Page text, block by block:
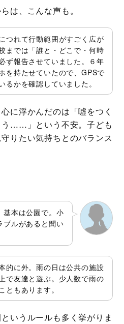
は、こんな声も。
つれて行動範囲がすごく広が
までは「誰と・どこで・何時
ず報告させていました。６年
を持たせていたので、GPSで
るかを確認していました。
に浮かんだのは「噓をつく
う……」という不安。子ども
りたい気持ちとのバランス
基本は公園で。小
ブルがあると聞い
的に外。雨の日は公共の施設
で友達と遊ぶ。少人数で雨の
ともあります。
いうルールも多く挙がりま